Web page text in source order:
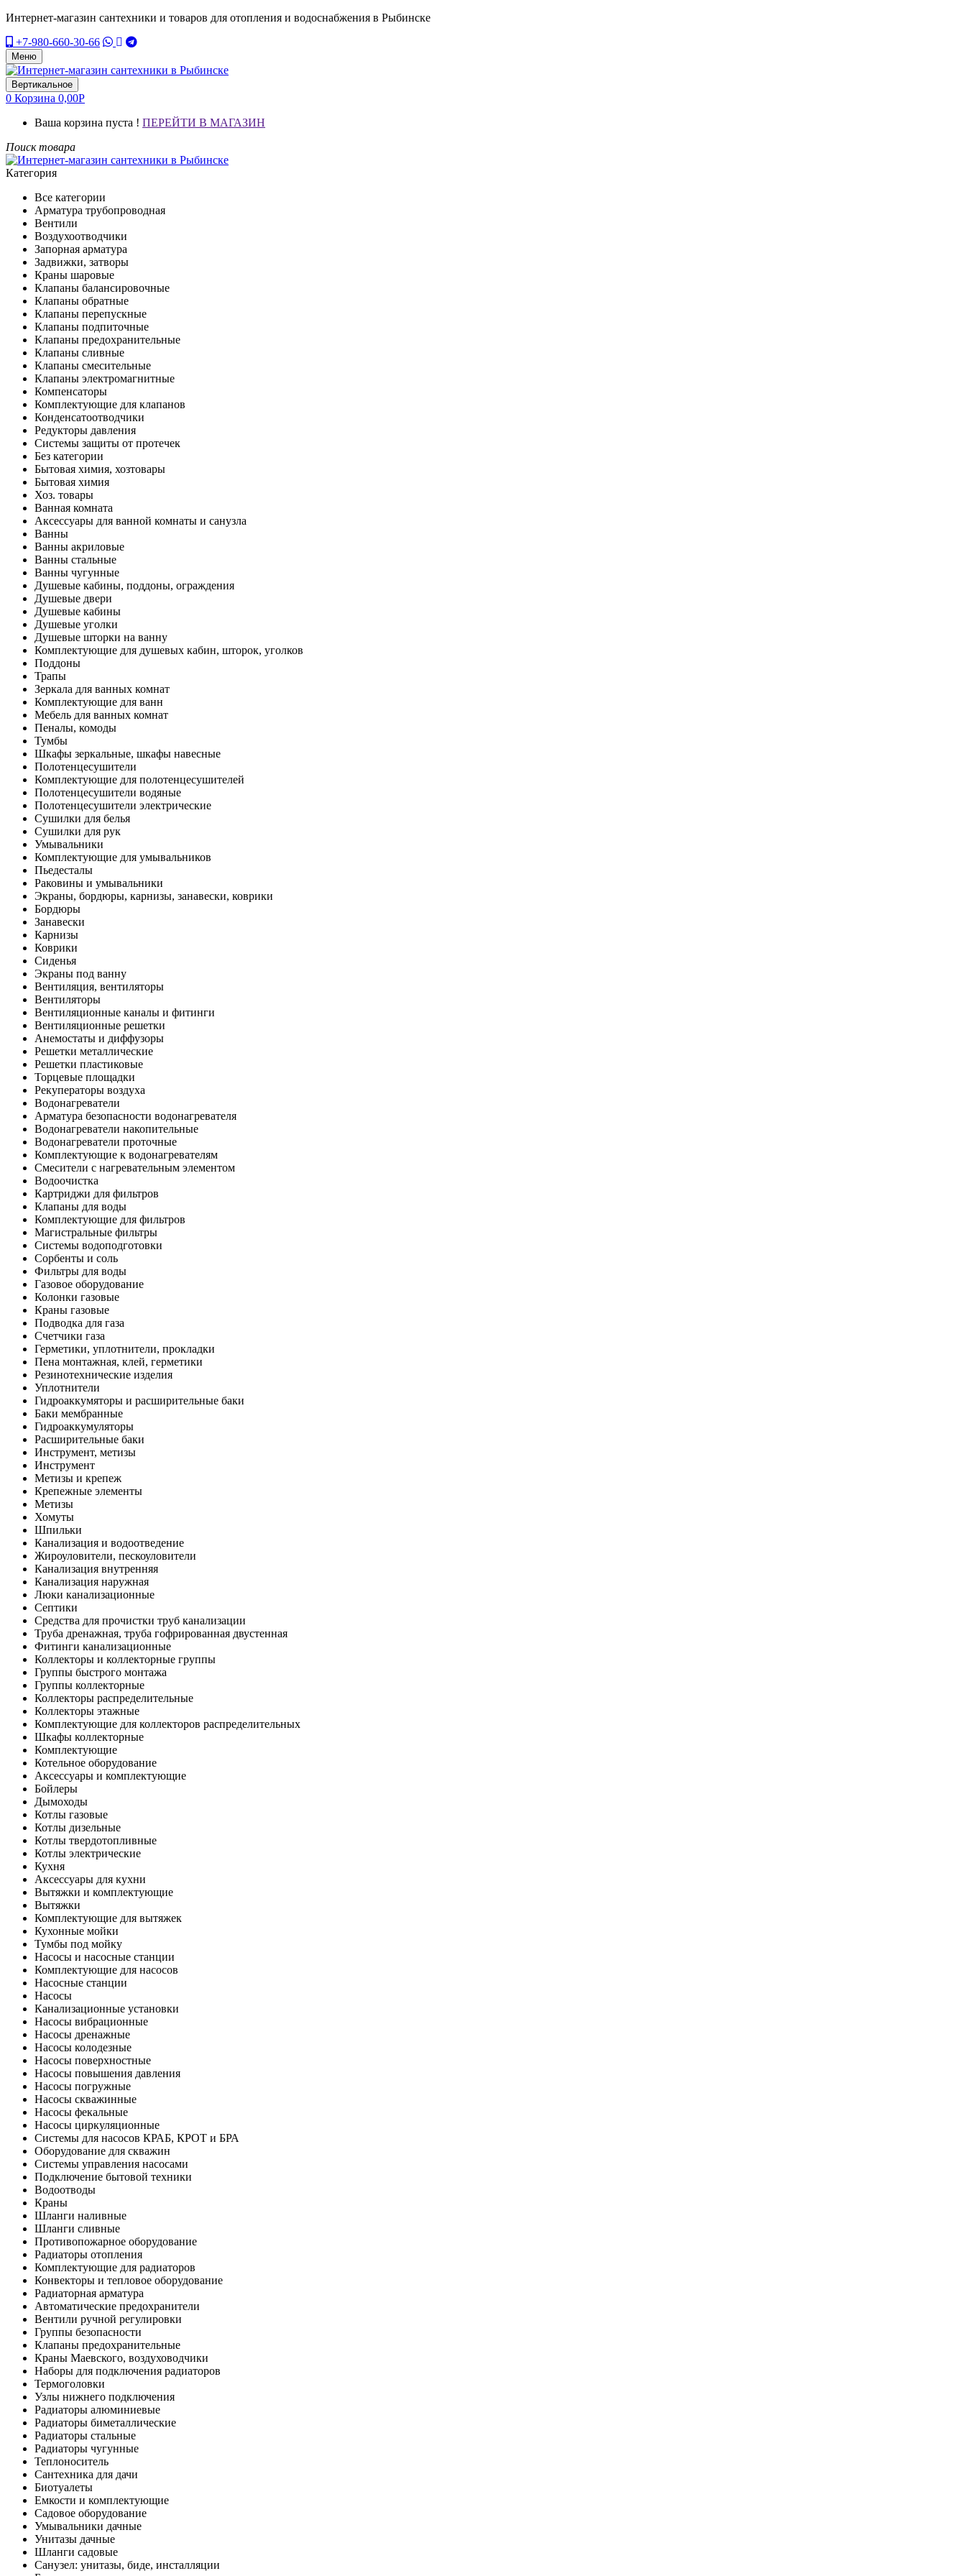
Интернет-магазин сантехники и товаров для отопления и водоснабжения в Рыбинске
+7-980-660-30-66
Меню
Вертикальное
0 Корзина 0,00Р
Ваша корзина пуста ! ПЕРЕЙТИ В МАГАЗИН
Поиск товара
Категория
Все категории
Арматура трубопроводная
Вентили
Воздухоотводчики
Запорная арматура
Задвижки, затворы
Краны шаровые
Клапаны балансировочные
Клапаны обратные
Клапаны перепускные
Клапаны подпиточные
Клапаны предохранительные
Клапаны сливные
Клапаны смесительные
Клапаны электромагнитные
Компенсаторы
Комплектующие для клапанов
Конденсатоотводчики
Редукторы давления
Системы защиты от протечек
Без категории
Бытовая химия, хозтовары
Бытовая химия
Хоз. товары
Ванная комната
Аксессуары для ванной комнаты и санузла
Ванны
Ванны акриловые
Ванны стальные
Ванны чугунные
Душевые кабины, поддоны, ограждения
Душевые двери
Душевые кабины
Душевые уголки
Душевые шторки на ванну
Комплектующие для душевых кабин, шторок, уголков
Поддоны
Трапы
Зеркала для ванных комнат
Комплектующие для ванн
Мебель для ванных комнат
Пеналы, комоды
Тумбы
Шкафы зеркальные, шкафы навесные
Полотенцесушители
Комплектующие для полотенцесушителей
Полотенцесушители водяные
Полотенцесушители электрические
Сушилки для белья
Сушилки для рук
Умывальники
Комплектующие для умывальников
Пьедесталы
Раковины и умывальники
Экраны, бордюры, карнизы, занавески, коврики
Бордюры
Занавески
Карнизы
Коврики
Сиденья
Экраны под ванну
Вентиляция, вентиляторы
Вентиляторы
Вентиляционные каналы и фитинги
Вентиляционные решетки
Анемостаты и диффузоры
Решетки металлические
Решетки пластиковые
Торцевые площадки
Рекуператоры воздуха
Водонагреватели
Арматура безопасности водонагревателя
Водонагреватели накопительные
Водонагреватели проточные
Комплектующие к водонагревателям
Смесители с нагревательным элементом
Водоочистка
Картриджи для фильтров
Клапаны для воды
Комплектующие для фильтров
Магистральные фильтры
Системы водоподготовки
Сорбенты и соль
Фильтры для воды
Газовое оборудование
Колонки газовые
Краны газовые
Подводка для газа
Счетчики газа
Герметики, уплотнители, прокладки
Пена монтажная, клей, герметики
Резинотехнические изделия
Уплотнители
Гидроаккумяторы и расширительные баки
Баки мембранные
Гидроаккумуляторы
Расширительные баки
Инструмент, метизы
Инструмент
Метизы и крепеж
Крепежные элементы
Метизы
Хомуты
Шпильки
Канализация и водоотведение
Жироуловители, пескоуловители
Канализация внутренняя
Канализация наружная
Люки канализационные
Септики
Средства для прочистки труб канализации
Труба дренажная, труба гофрированная двустенная
Фитинги канализационные
Коллекторы и коллекторные группы
Группы быстрого монтажа
Группы коллекторные
Коллекторы распределительные
Коллекторы этажные
Комплектующие для коллекторов распределительных
Шкафы коллекторные
Комплектующие
Котельное оборудование
Аксессуары и комплектующие
Бойлеры
Дымоходы
Котлы газовые
Котлы дизельные
Котлы твердотопливные
Котлы электрические
Кухня
Аксессуары для кухни
Вытяжки и комплектующие
Вытяжки
Комплектующие для вытяжек
Кухонные мойки
Тумбы под мойку
Насосы и насосные станции
Комплектующие для насосов
Насосные станции
Насосы
Канализационные установки
Насосы вибрационные
Насосы дренажные
Насосы колодезные
Насосы поверхностные
Насосы повышения давления
Насосы погружные
Насосы скважинные
Насосы фекальные
Насосы циркуляционные
Системы для насосов КРАБ, КРОТ и БРА
Оборудование для скважин
Системы управления насосами
Подключение бытовой техники
Водоотводы
Краны
Шланги наливные
Шланги сливные
Противопожарное оборудование
Радиаторы отопления
Комплектующие для радиаторов
Конвекторы и тепловое оборудование
Радиаторная арматура
Автоматические предохранители
Вентили ручной регулировки
Группы безопасности
Клапаны предохранительные
Краны Маевского, воздуховодчики
Наборы для подключения радиаторов
Термоголовки
Узлы нижнего подключения
Радиаторы алюминиевые
Радиаторы биметаллические
Радиаторы стальные
Радиаторы чугунные
Теплоноситель
Сантехника для дачи
Биотуалеты
Емкости и комплектующие
Садовое оборудование
Умывальники дачные
Унитазы дачные
Шланги садовые
Санузел: унитазы, биде, инсталляции